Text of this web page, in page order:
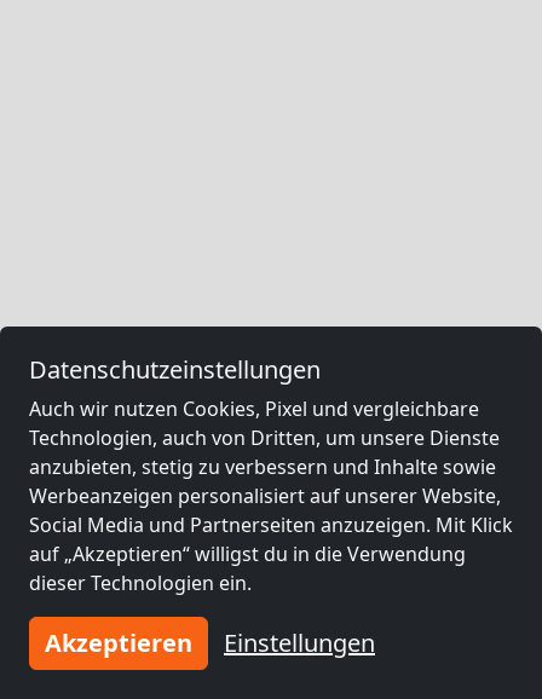
Datenschutzeinstellungen
Auch wir nutzen Cookies, Pixel und vergleichbare
Technologien, auch von Dritten, um unsere Dienste
anzubieten, stetig zu verbessern und Inhalte sowie
Werbeanzeigen personalisiert auf unserer Website,
Social Media und Partnerseiten anzuzeigen. Mit Klick
auf „Akzeptieren“ willigst du in die Verwendung
dieser Technologien ein.
Akzeptieren Einstellungen